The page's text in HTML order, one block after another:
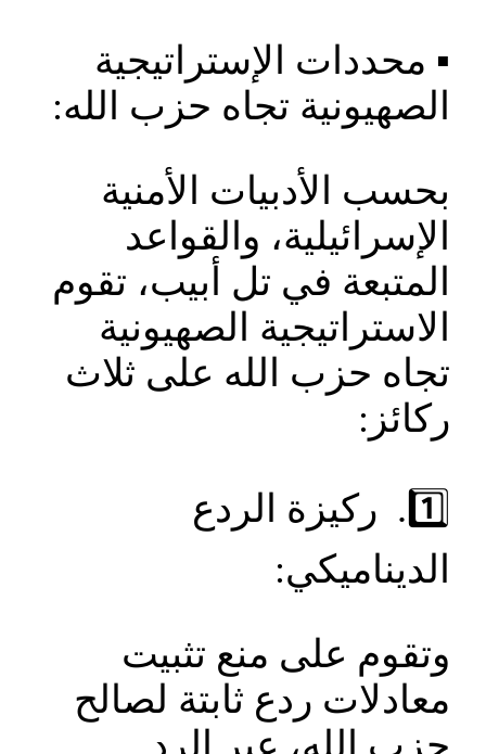
▪️ محددات الإستراتيجية
الصهيونية تجاه حزب الله:
بحسب الأدبيات الأمنية
الإسرائيلية، والقواعد
المتبعة في تل أبيب، تقوم
الاستراتيجية الصهيونية
تجاه حزب الله على ثلاث
ركائز:
1️⃣. ركيزة الردع
الديناميكي:
وتقوم على منع تثبيت
معادلات ردع ثابتة لصالح